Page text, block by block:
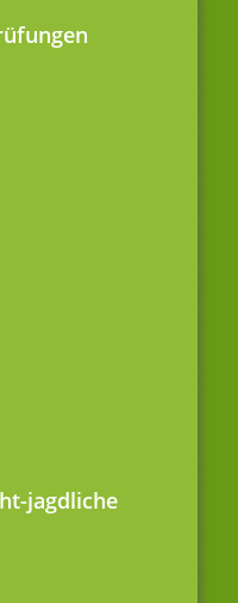
jagdliche